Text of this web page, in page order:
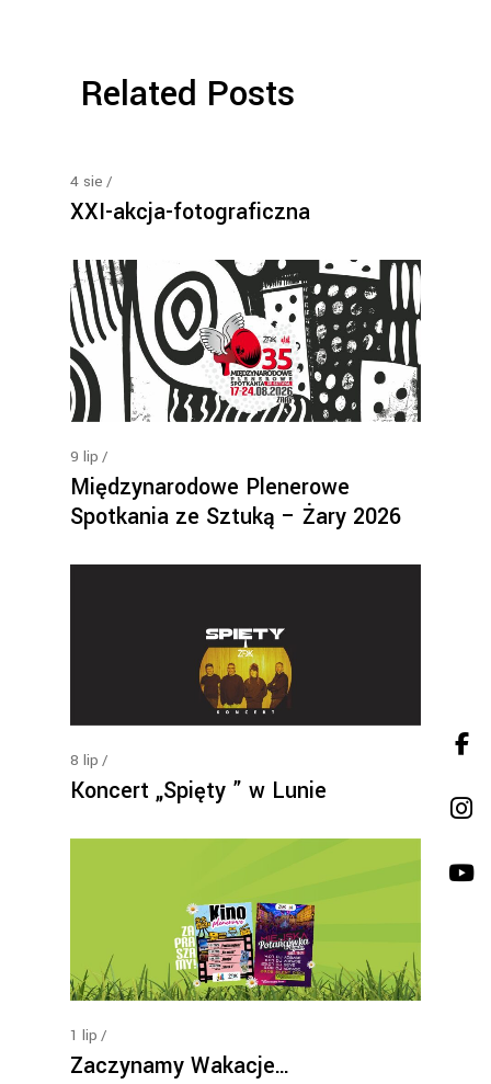
Related Posts
4 sie
XXI-akcja-fotograficzna
9 lip
Międzynarodowe Plenerowe
Spotkania ze Sztuką – Żary 2026
8 lip
Koncert „Spięty ” w Lunie
1 lip
Zaczynamy Wakacje…